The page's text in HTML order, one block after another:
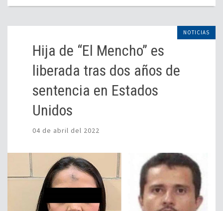
NOTICIAS
Hija de “El Mencho” es
liberada tras dos años de
sentencia en Estados
Unidos
04 de abril del 2022